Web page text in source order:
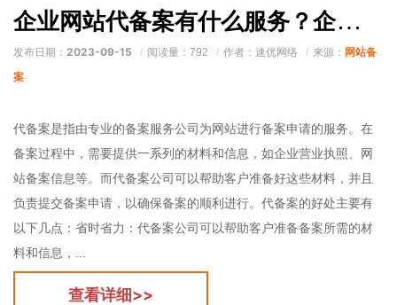
企业网站代备案有什么服务？企业icp代备案有什么好处？
发布日期： 2023-09-15 阅读量：792 作者：速优网络 来源： 网站备
案
代备案是指由专业的备案服务公司为网站进行备案申请的服务。在
备案过程中，需要提供一系列的材料和信息，如企业营业执照、网
站备案信息等。而代备案公司可以帮助客户准备好这些材料，并且
负责提交备案申请，以确保备案的顺利进行。代备案的好处主要有
以下几点：省时省力：代备案公司可以帮助客户准备备案所需的材
料和信息，...
查看详细>>